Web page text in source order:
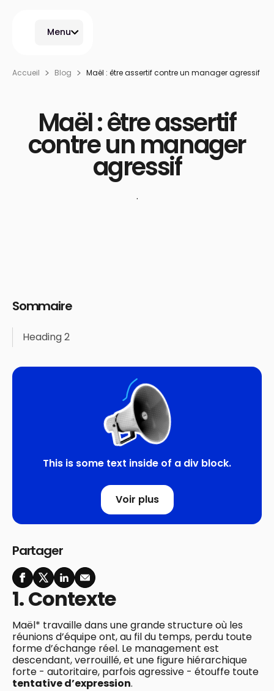
Menu
Accueil Blog Maël : être assertif contre un manager agressif
Maël : être assertif
contre un manager
agressif
·
Sommaire
Heading 2
This is some text inside of a div block.
Voir plus
Partager
1. Contexte
Maël* travaille dans une grande structure où les
réunions d’équipe ont, au fil du temps, perdu toute
forme d’échange réel. Le management est
descendant, verrouillé, et une figure hiérarchique
forte - autoritaire, parfois agressive - étouffe toute
tentative d’expression.